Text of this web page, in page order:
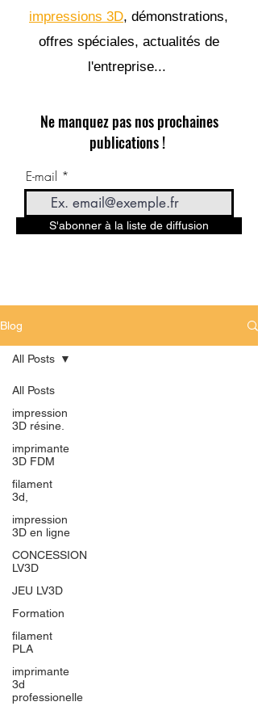
impressions 3D, démonstrations,
offres spéciales, actualités de
l'entreprise...
Ne manquez pas nos prochaines
publications !
E-mail
S'abonner à la liste de diffusion
Blog
All Posts
impression
3D résine.
imprimante
3D FDM
filament
3d,
impression
3D en ligne
CONCESSION
LV3D
JEU LV3D
Formation
filament
PLA
imprimante
3d
professionelle
All Posts